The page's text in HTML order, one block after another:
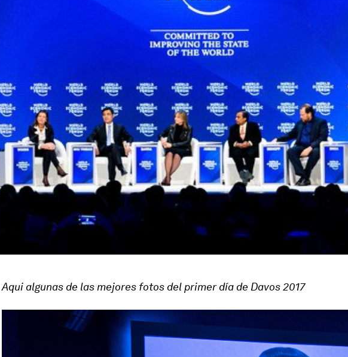
Aqui algunas de las mejores fotos del primer día de Davos 2017